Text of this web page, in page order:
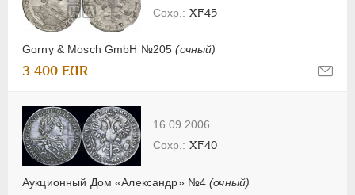
Gorny & Mosch GmbH №205(очный)
XF45
3 400 EUR
16.09.2006
Аукционный Дом «Александр» №4(очный)
XF40